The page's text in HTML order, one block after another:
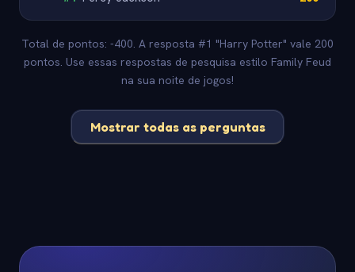
Total de pontos: -400. A resposta #1 "Harry Potter" vale 200
pontos. Use essas respostas de pesquisa estilo Family Feud
na sua noite de jogos!
Mostrar todas as perguntas